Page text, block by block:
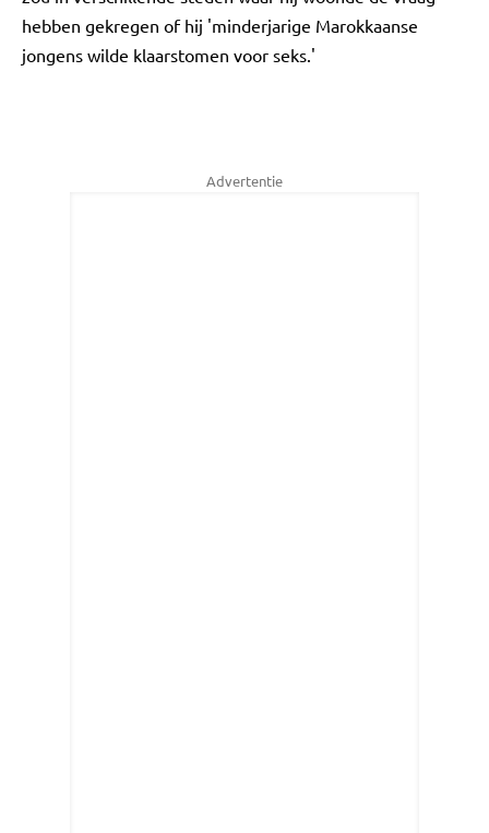
hebben gekregen of hij 'minderjarige Marokkaanse
jongens wilde klaarstomen voor seks.'
Advertentie